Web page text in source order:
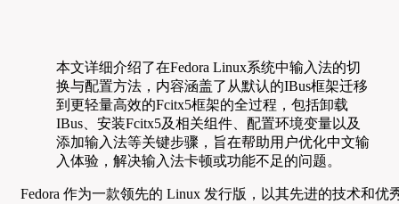
本文详细介绍了在Fedora Linux系统中输入法的切
换与配置方法，内容涵盖了从默认的IBus框架迁移
到更轻量高效的Fcitx5框架的全过程，包括卸载
IBus、安装Fcitx5及相关组件、配置环境变量以及
添加输入法等关键步骤，旨在帮助用户优化中文输
入体验，解决输入法卡顿或功能不足的问题。
Fedora 作为一款领先的 Linux 发行版，以其先进的技术和优